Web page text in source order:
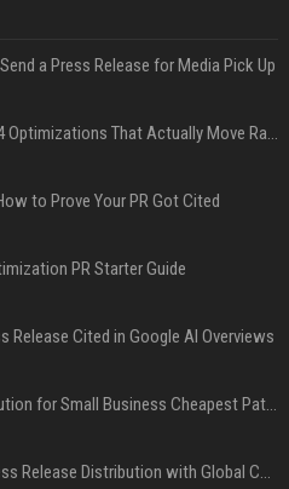
a Press Release for Media Pick Up
Press Release SEO: 14 Optimizations That Actually Move Rankings
to Prove Your PR Got Cited
PR Starter Guide
Release Cited in Google AI Overviews
Press Release Distribution for Small Business Cheapest Path to Real Coverage
Affordable Crypto Press Release Distribution with Global Coverage